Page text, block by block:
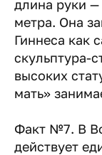
длина руки
метра. Она
Гиннеса как
скульптура-
высоких
мать»
Факт №7. В
действует